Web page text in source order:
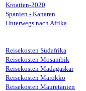
Kroatien-2020
Spanien - Kanaren
Unterwegs nach Afrika
Reisekosten Südafrika
Reisekosten Mosambik
Reisekosten Madagaskar
Reisekosten Marokko
Reisekosten Mauretanien